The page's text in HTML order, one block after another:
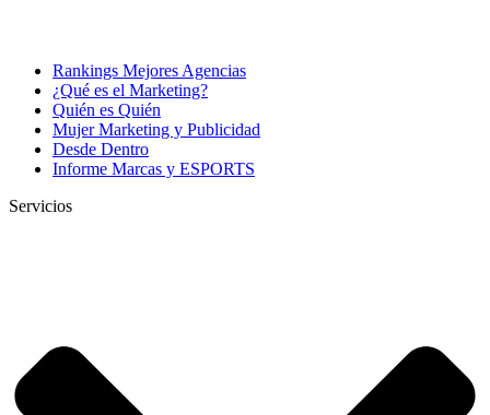
Rankings Mejores Agencias
¿Qué es el Marketing?
Quién es Quién
Mujer Marketing y Publicidad
Desde Dentro
Informe Marcas y ESPORTS
Servicios